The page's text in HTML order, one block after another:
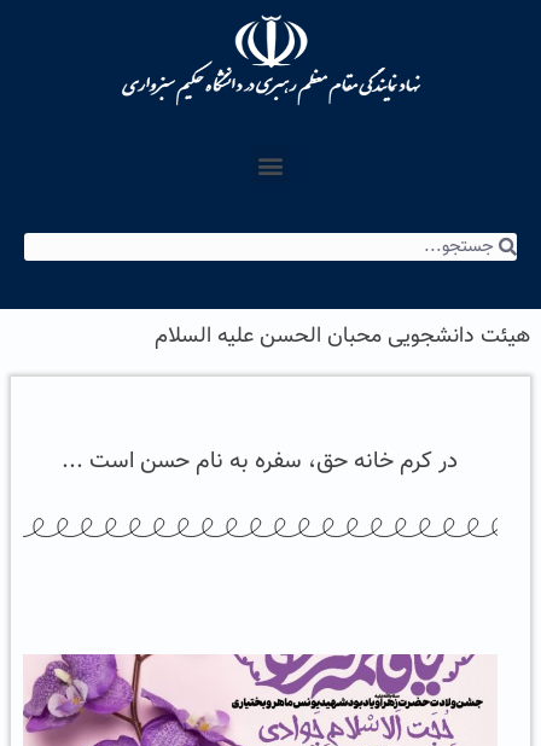
هیئت دانشجویی محبان الحسن علیه السلام
در کرم خانه حق، سفره به نام حسن است ...